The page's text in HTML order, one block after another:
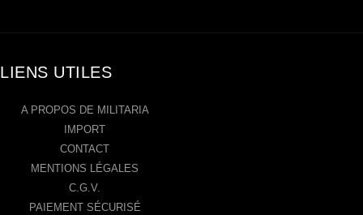
LIENS UTILES
A PROPOS DE MILITARIA
IMPORT
CONTACT
MENTIONS LÉGALES
C.G.V.
PAIEMENT SÉCURISÉ